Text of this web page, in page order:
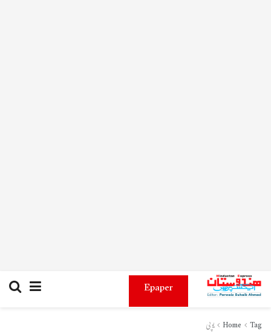
Epaper
Home Tag یوپی